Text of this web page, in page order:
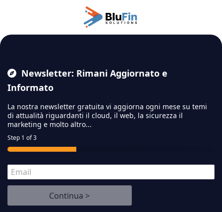
Passa al contenuto principale
Newsletter: Rimani Aggiornato e
Informato
La nostra newsletter gratuita vi aggiorna ogni mese su temi
di attualità riguardanti il cloud, il web, la sicurezza il
marketing e molto altro...
Step 1 of 3
E
m
a
l
Continua >